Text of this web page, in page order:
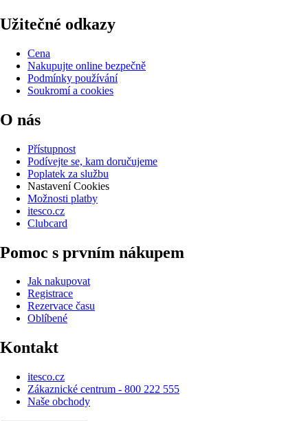
Užitečné odkazy
Cena
Nakupujte online bezpečně
Podmínky používání
Soukromí a cookies
O nás
Přístupnost
Podívejte se, kam doručujeme
Poplatek za službu
Nastavení Cookies
Možnosti platby
itesco.cz
Clubcard
Pomoc s prvním nákupem
Jak nakupovat
Registrace
Rezervace času
Oblíbené
Kontakt
itesco.cz
Zákaznické centrum - 800 222 555
Naše obchody